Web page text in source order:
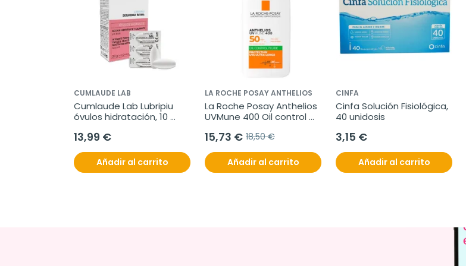
CUMLAUDE LAB
Cumlaude Lab Lubripiu
óvulos hidratación, 10
13,99 €
Añadir al carrito
LA ROCHE POSAY ANTHELIOS
La Roche Posay Anthelios
UVMune 400 Oil control
ml
15,73 € 18,50 €
Añadir al carrito
CINFA
Cinfa Solución Fisiológica,
40 unidosis
3,15 €
Añadir al carrito